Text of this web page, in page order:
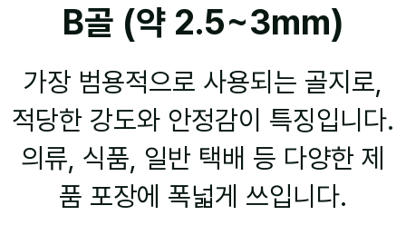
B골 (약 2.5~3mm)
가장 범용적으로 사용되는 골지로,
적당한 강도와 안정감이 특징입니다.
의류, 식품, 일반 택배 등 다양한 제
품 포장에 폭넓게 쓰입니다.